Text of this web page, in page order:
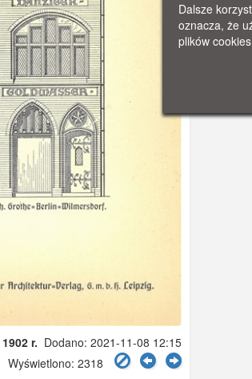
1902 r. Dodano: 2021-11-08 12:15
Wyświetlono: 2318
Dalsze
oznacza, że
plików